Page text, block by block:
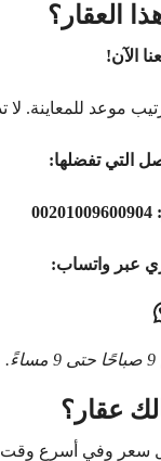
العقار؟
الآن!
موعد للمعاينة.
التي تفضلها:
00201009600904
عبر واتساب:
عقار؟
سعر وفي أسرع